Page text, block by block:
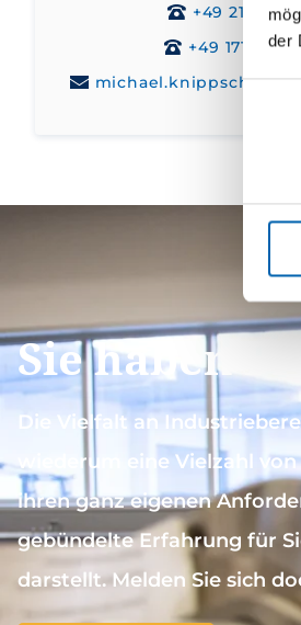
der
+49 2131
+49 171 186
Sie haben
Die Vielfalt an
wiederum eine Vielzahl
ihren ganz eigenen
gebündelte Erfahrung für
darstellt. Melden Sie sich